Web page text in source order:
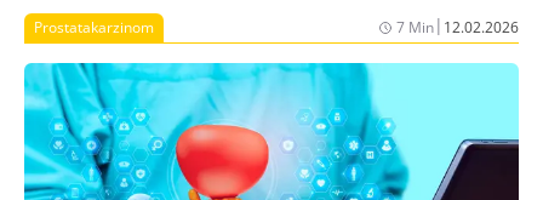
Prostatakarzinom 7 Min| 12.02.2026